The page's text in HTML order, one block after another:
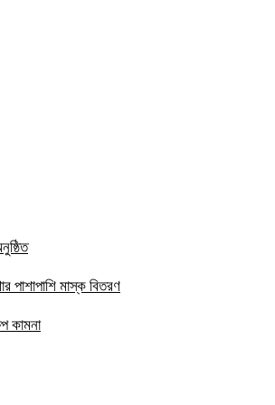
পাশাপাশি মাস্ক বিতরণ
কামনা